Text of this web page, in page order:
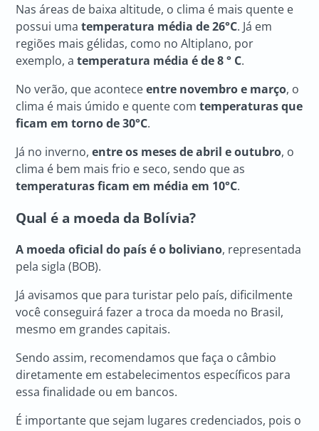
Nas áreas de baixa altitude, o clima é mais quente e
possui umatemperatura média de 26°C. Já em
regiões mais gélidas, como no Altiplano, por
exemplo, atemperatura média é de 8 ° C.
No verão, que aconteceentre novembro e março, o
clima é mais úmido e quente comtemperaturas que
ficam em torno de 30°C.
Já no inverno,entre os meses de abril e outubro, o
clima é bem mais frio e seco, sendo que as
temperaturas ficam em média em 10°C.
Qual é a moeda da Bolívia?
A moeda oficial do país é o boliviano, representada
pela sigla (BOB).
Já avisamos que para turistar pelo país, dificilmente
você conseguirá fazer a troca da moeda no Brasil,
mesmo em grandes capitais.
Sendo assim, recomendamos que faça o câmbio
diretamente em estabelecimentos específicos para
essa finalidade ou em bancos.
É importante que sejam lugares credenciados, pois o